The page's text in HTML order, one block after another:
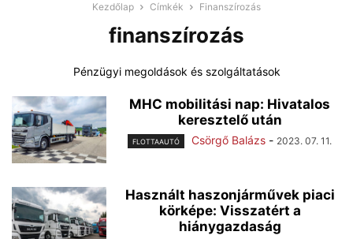
Kezdőlap Címkék Finanszírozás
finanszírozás
Pénzügyi megoldások és szolgáltatások
MHC mobilitási nap: Hivatalos
keresztelő után
FLOTTAAUTÓ Csörgő Balázs - 2023. 07. 11.
Használt haszonjárművek piaci
körképe: Visszatért a
hiánygazdaság